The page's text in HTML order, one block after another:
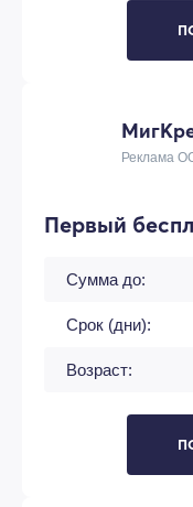
Реклама
Первый
Сумма до:
Срок (дни):
Возраст: